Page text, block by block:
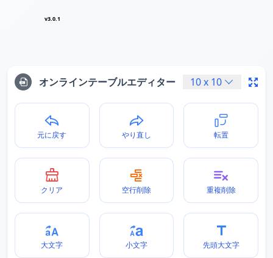
v3.0.1
オンラインテーブルエディター 10x 10
元に戻す やり直し 転置
クリア 空行削除 重複削除
大文字 小文字 先頭大文字